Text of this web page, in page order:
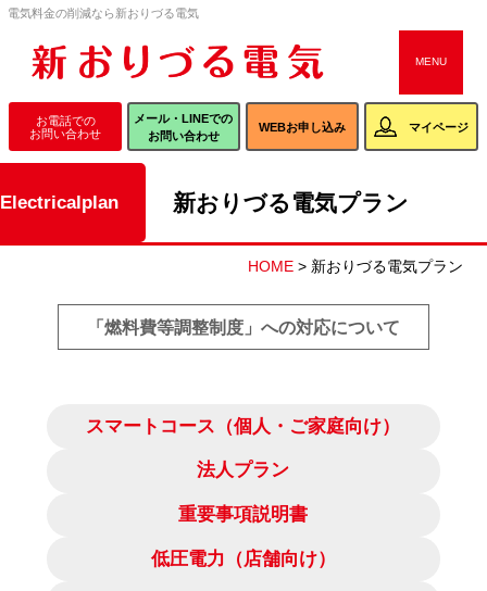
お問い合わせ
WEBお申し込み
新おりづる電気
新おりづる電気
プラン
ORIZURU光
について
電気料金の削減なら新おりづる電気
MENU
お電話での
お問い合わせ
メール・LINEでの
お問い合わせ
WEBお申し込み マイページ
electricalplan 新おりづる電気プラン
HOME> 新おりづる電気プラン
「燃料費等調整制度」への対応について
スマートコース（個人・ご家庭向け）
法人プラン
重要事項説明書
低圧電力（店舗向け）